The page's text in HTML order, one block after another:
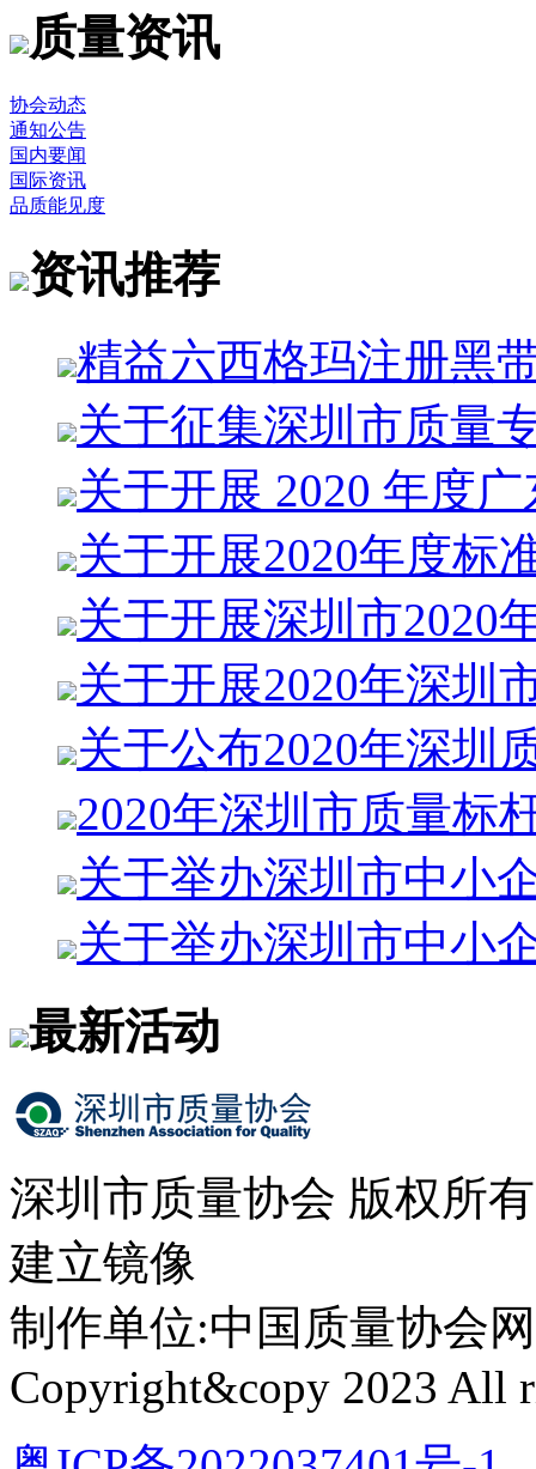
质量资讯
协会动态
通知公告
国内要闻
国际资讯
品质能见度
资讯推荐
精益六西格玛注册黑
关于征集深圳市质量
关于开展 2020 年度广
关于开展2020年度标
关于开展深圳市2020
关于开展2020年深圳
关于公布2020年深圳
2020年深圳市质量标
关于举办深圳市中小
关于举办深圳市中小
最新活动
深圳市质量协会 版权所
建立镜像
制作单位:中国质量协会
Copyright&copy 2023 All